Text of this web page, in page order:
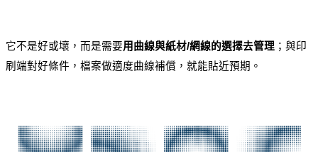
它不是好或壞，而是需要用曲線與紙材/網線的選擇去管理 ；與印
刷端對好條件，檔案做適度曲線補償，就能貼近預期。